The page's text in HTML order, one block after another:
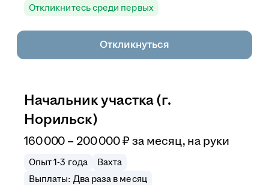
Откликнитесь среди первых
Откликнуться
Начальник участка (г.
Норильск)
160 000 – 200 000₽ за месяц, на руки
Опыт 1-3 года
Вахта
Выплаты: Два раза в месяц